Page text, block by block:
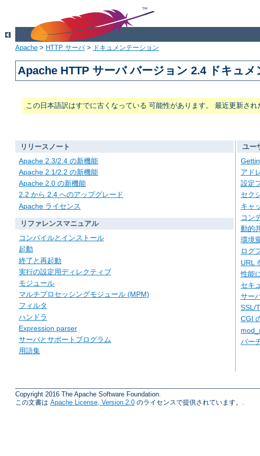
Apache > HTTP サーバ> ドキュメンテーション
Apache HTTP サーバ バージョン 2.4 ドキュメ
この日本語訳はすでに古くなっている 可能性があります。 最近更新され
リリースノート
Apache 2.3/2.4 の新機能
Apache 2.1/2.2 の新機能
Apache 2.0 の新機能
2.2 から 2.4 へのアップグレード
Apache ライセンス
リファレンスマニュアル
コンパイルとインストール
起動
終了と再起動
実行の設定用ディレクティブ
モジュール
マルチプロセッシングモジュール (MPM)
フィルタ
ハンドラ
Expression parser
サーバとサポートプログラム
用語集
ユー
アド
設定
セク
キャ
コン
動的
環境
ログ
URL
性能
セキ
サー
SSL/
CGI
バー
Copyright 2016 The Apache Software Foundation.
この文書は Apache License, Version 2.0 のライセンスで提供されています。.